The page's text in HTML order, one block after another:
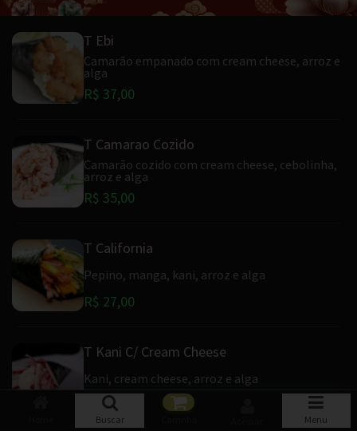
T Ebi
Camarão empanado com cream cheese, arroz e
alga
R$ 37,00
T Camarao Cozido
Camarão cozido com cream cheese, cebolinha,
arroz e alga
R$ 35,00
T California
Pepino, manga, kani, arroz e alga
R$ 27,00
T Kani C/ Cream Cheese
Kani, cream cheese, arroz e alga
R$ 29,00
Buscar Menu